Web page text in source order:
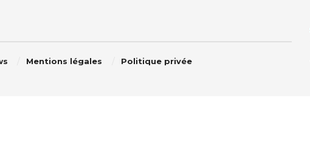
Mentions légales Politique privée